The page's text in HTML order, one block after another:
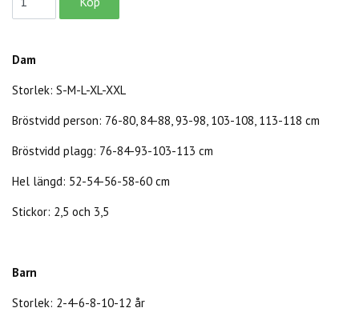
Dam
Storlek: S-M-L-XL-XXL
Bröstvidd person: 76-80, 84-88, 93-98, 103-108, 113-118 cm
Bröstvidd plagg: 76-84-93-103-113 cm
Hel längd: 52-54-56-58-60 cm
Stickor: 2,5 och 3,5
Barn
Storlek: 2-4-6-8-10-12 år